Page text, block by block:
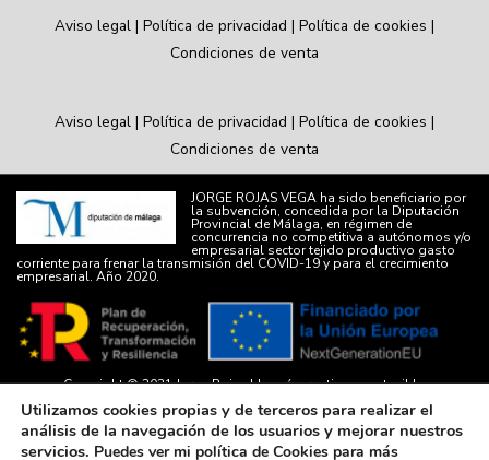
Aviso legal | Política de privacidad | Política de cookies |
Condiciones de venta
Aviso legal | Política de privacidad | Política de cookies |
Condiciones de venta
JORGE ROJAS VEGA ha sido beneficiario por
la subvención, concedida por la Diputación
Provincial de Málaga, en régimen de
concurrencia no competitiva a autónomos y/o
empresarial sector tejido productivo gasto
corriente para frenar la transmisión del COVID-19 y para el crecimiento
empresarial. Año 2020.
Copyright © 2021Jorge Rojas | Joyería creativa y sostenible.
Desarrollado por Carmen Ercilia con ❤
Utilizamos cookies propias y de terceros para realizar el
análisis de la navegación de los usuarios y mejorar nuestros
servicios. Puedes ver mi política de Cookies para más